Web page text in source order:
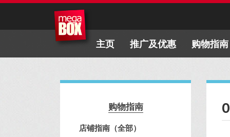
主页 推广及优惠 购物指南
购物指南
店铺指南（全部）